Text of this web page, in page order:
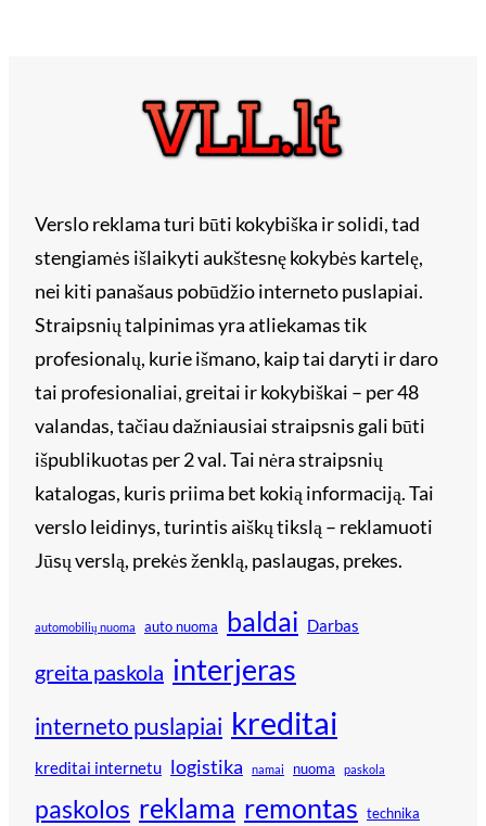
Verslo reklama turi būti kokybiška ir solidi, tad
stengiamės išlaikyti aukštesnę kokybės kartelę,
nei kiti panašaus pobūdžio interneto puslapiai.
Straipsnių talpinimas yra atliekamas tik
profesionalų, kurie išmano, kaip tai daryti ir daro
tai profesionaliai, greitai ir kokybiškai – per 48
valandas, tačiau dažniausiai straipsnis gali būti
išpublikuotas per 2 val. Tai nėra straipsnių
katalogas, kuris priima bet kokią informaciją. Tai
verslo leidinys, turintis aiškų tikslą – reklamuoti
Jūsų verslą, prekės ženklą, paslaugas, prekes.
automobilių nuoma auto nuoma baldai Darbas
greita paskola interjeras
interneto puslapiai kreditai
kreditai internetu logistika namai nuoma paskola
paskolos reklama remontas technika